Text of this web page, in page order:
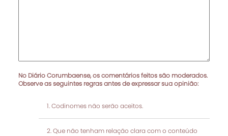
No Diário Corumbaense, os comentários feitos são moderados.
Observe as seguintes regras antes de expressar sua opinião:
Codinomes não serão aceitos.
Que não tenham relação clara com o conteúdo